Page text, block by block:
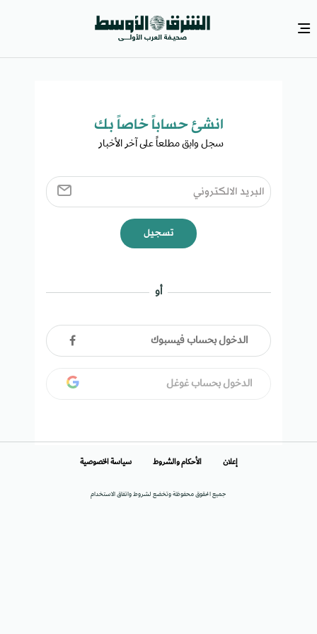
انشئ حساباً خاصاً بك​
سجل وابق مطلعاً على آخر الأخبار ​
تسجيل
أو
الدخول بحساب فيسبوك
الدخول بحساب غوغل
جميع الحقوق محفوظة وتخضع لشروط واتفاق الاستخدام
إعلان الأحكام والشروط سياسة الخصوصية